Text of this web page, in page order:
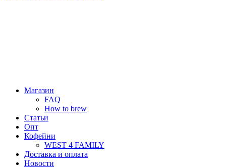
Магазин
FAQ
How to brew
Статьи
Опт
Кофейни
WEST 4 FAMILY
Доставка и оплата
Новости